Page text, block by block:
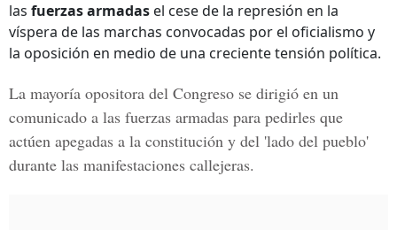
las fuerzas armadas el cese de la represión en la
víspera de las marchas convocadas por el oficialismo y
la oposición en medio de una creciente tensión política.
La mayoría opositora del Congreso se dirigió en un
comunicado a las fuerzas armadas para pedirles que
actúen apegadas a la constitución y del 'lado del pueblo'
durante las manifestaciones callejeras.